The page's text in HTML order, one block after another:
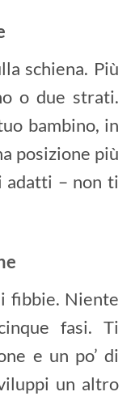
schiena. Più
o due strati.
bambino, in
posizione più
adatti – non ti
fibbie. Niente
fasi. Ti
e un po’ di
un altro